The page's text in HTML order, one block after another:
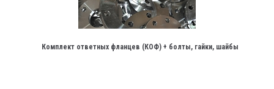
Комплект ответных фланцев (КОФ) + болты, гайки, шайбы